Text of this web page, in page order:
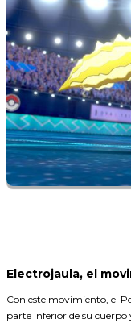
Electrojaula, el
Con este movimiento, el
parte inferior de su cuerpo